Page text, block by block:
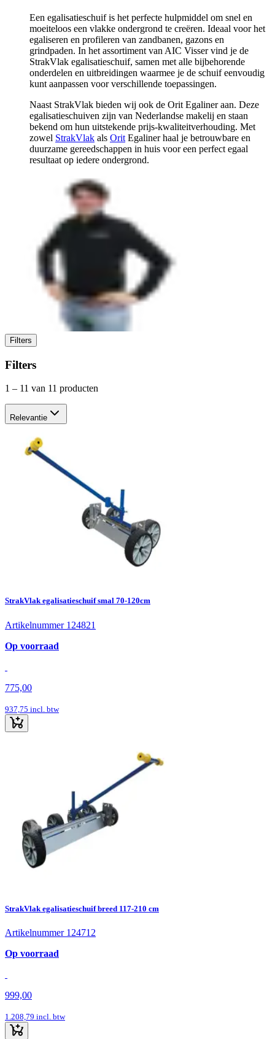
Een egalisatieschuif is het perfecte hulpmiddel om snel en
moeiteloos een vlakke ondergrond te creëren. Ideaal voor het
egaliseren en profileren van zandbanen, gazons en
grindpaden. In het assortiment van AIC Visser vind je de
StrakVlak egalisatieschuif, samen met alle bijbehorende
onderdelen en uitbreidingen waarmee je de schuif eenvoudig
kunt aanpassen voor verschillende toepassingen.
Naast StrakVlak bieden wij ook de Orit Egaliner aan. Deze
egalisatieschuiven zijn van Nederlandse makelij en staan
bekend om hun uitstekende prijs-kwaliteitverhouding. Met
zowel StrakVlak als Orit Egaliner haal je betrouwbare en
duurzame gereedschappen in huis voor een perfect egaal
resultaat op iedere ondergrond.
Filters
Filters
1 – 11 van 11 producten
Relevantie
StrakVlak egalisatieschuif smal 70-120cm
Artikelnummer 124821
Op voorraad
775,00
937,75 incl. btw
StrakVlak egalisatieschuif breed 117-210 cm
Artikelnummer 124712
Op voorraad
999,00
1.208,79 incl. btw